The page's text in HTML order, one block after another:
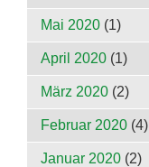
Mai 2020 (1)
April 2020 (1)
März 2020 (2)
Februar 2020 (4)
Januar 2020 (2)